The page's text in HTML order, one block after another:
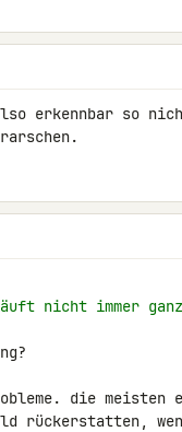
erkennbar so
nicht immer
die meisten
rückerstatten,